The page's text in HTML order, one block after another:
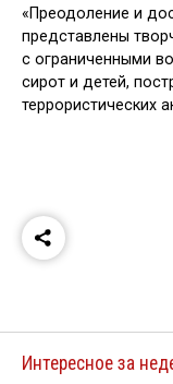
«Преодоление и
представлены
с ограниченными
сирот и детей,
террористических
Интересное за